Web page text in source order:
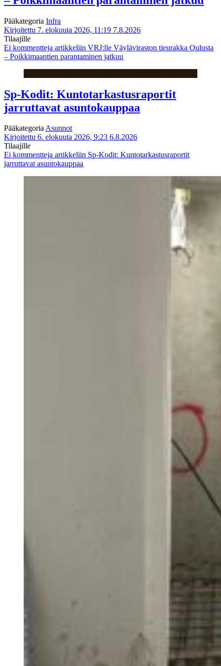
Pääkategoria Infra
Kirjoitettu 7. elokuuta 2026, 11:19 7.8.2026
Tilaajille
Ei kommentteja artikkeliin VRJ:lle Väyläviraston tieurakka Oulusta
– Poikkimaantien parantaminen jatkuu
Sp-Kodit: Kuntotarkastusraportit
jarruttavat asuntokauppaa
PääkategoriaAsunnot
Kirjoitettu 6. elokuuta 2026, 9:23 6.8.2026
Tilaajille
Ei kommentteja artikkeliin Sp-Kodit: Kuntotarkastusraportit
jarruttavat asuntokauppaa